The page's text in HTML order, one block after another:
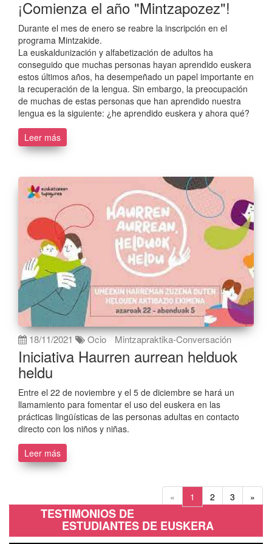
¡Comienza el año "Mintzapozez"!
Durante el mes de enero se reabre la inscripción en el
programa Mintzakide.
La euskaldunización y alfabetización de adultos ha
conseguido que muchas personas hayan aprendido euskera
estos últimos años, ha desempeñado un papel importante en
la recuperación de la lengua. Sin embargo, la preocupación
de muchas de estas personas que han aprendido nuestra
lengua es la siguiente: ¿he aprendido euskera y ahora qué?
Leer más
18/11/2021 Ocio Mintzapraktika-Conversación
Iniciativa Haurren aurrean helduok
heldu
Entre el 22 de noviembre y el 5 de diciembre se hará un
llamamiento para fomentar el uso del euskera en las
prácticas lingüísticas de las personas adultas en contacto
directo con los niños y niñas.
Leer más
« 1 2 3 »
TESTIMONIOS DE
ESTUDIANTES DE EUSKERA